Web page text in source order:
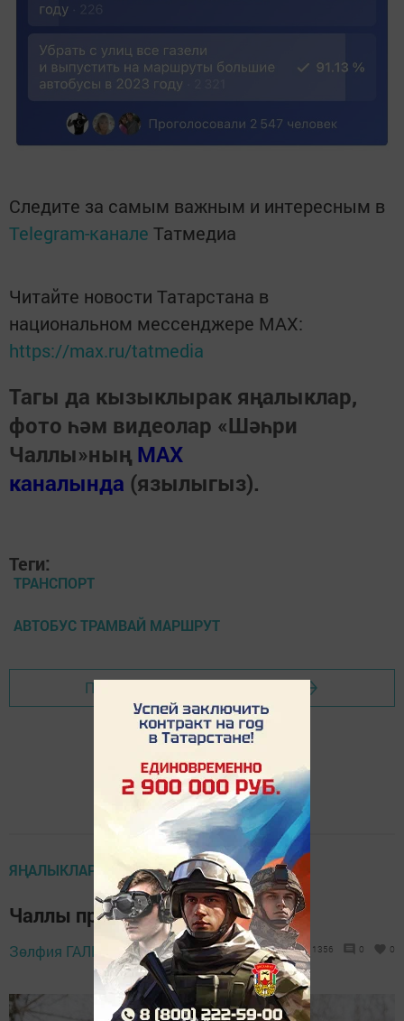
Следите за самым важным и интересным в
Telegram-канале Татмедиа
Читайте новости Татарстана в
национальном мессенджере MАХ:
https://max.ru/tatmedia
Тагы да кызыклырак яңалыклар,
фото һәм видеолар «Шәһри
Чаллы»ның MAX
каналында (язылыгыз).
Теги:
ТРАНСПОРТ
АВТОБУС ТРАМВАЙ МАРШРУТ
Перейти на страницу новости
ЯҢАЛЫКЛАР ТАСМАСЫ
Чаллы прокуроры китте
Зөлфия ГАЛИМ, 11 гыйнвар 2023 - 09:20 1356 0 0